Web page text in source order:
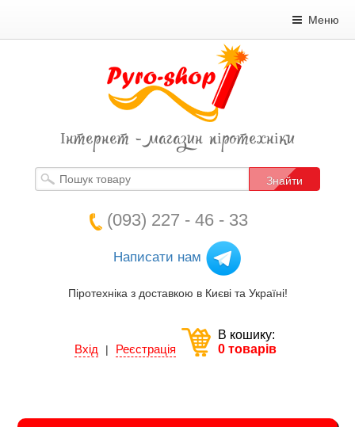
Меню
Інтернет - магазин піротехніки
Знайти
(093) 227 - 46 - 33
Написати нам
Піротехніка з доставкою в Києві та Україні!
Вхід | Реєстрація
В кошику:
0 товарів